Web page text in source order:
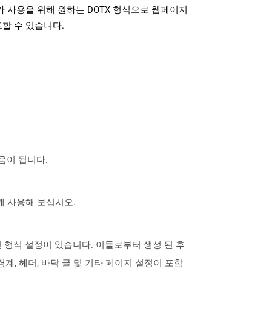
사용을 위해 원하는 DOTX 형식으로 웹페이지
수 있습니다.
이 됩니다.
사용해 보십시오.
식 설정이 있습니다. 이들로부터 생성 된 후
, 헤더, 바닥 글 및 기타 페이지 설정이 포함